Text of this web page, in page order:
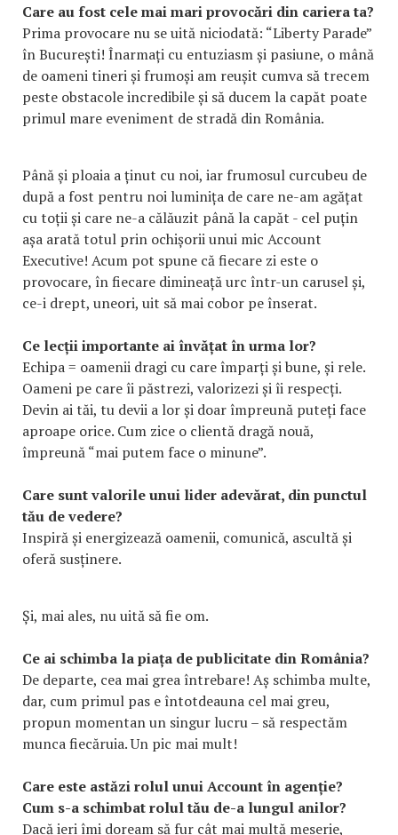
Care au fost cele mai mari provocări din cariera ta?
Prima provocare nu se uită niciodată: “Liberty Parade”
în București! Înarmați cu entuziasm și pasiune, o mână
de oameni tineri și frumoși am reușit cumva să trecem
peste obstacole incredibile și să ducem la capăt poate
primul mare eveniment de stradă din România.
Până și ploaia a ținut cu noi, iar frumosul curcubeu de
după a fost pentru noi luminița de care ne-am agățat
cu toții și care ne-a călăuzit până la capăt - cel puțin
așa arată totul prin ochișorii unui mic Account
Executive! Acum pot spune că fiecare zi este o
provocare, în fiecare dimineață urc într-un carusel și,
ce-i drept, uneori, uit să mai cobor pe înserat.
Ce lecții importante ai învățat în urma lor?
Echipa = oamenii dragi cu care împarți și bune, și rele.
Oameni pe care îi păstrezi, valorizezi și îi respecți.
Devin ai tăi, tu devii a lor și doar împreună puteți face
aproape orice. Cum zice o clientă dragă nouă,
împreună “mai putem face o minune”.
Care sunt valorile unui lider adevărat, din punctul
tău de vedere?
Inspiră și energizează oamenii, comunică, ascultă și
oferă susținere.
Și, mai ales, nu uită să fie om.
Ce ai schimba la piața de publicitate din România?
De departe, cea mai grea întrebare! Aș schimba multe,
dar, cum primul pas e întotdeauna cel mai greu,
propun momentan un singur lucru – să respectăm
munca fiecăruia. Un pic mai mult!
Care este astăzi rolul unui Account în agenție?
Cum s-a schimbat rolul tău de-a lungul anilor?
Dacă ieri îmi doream să fur cât mai multă meserie,